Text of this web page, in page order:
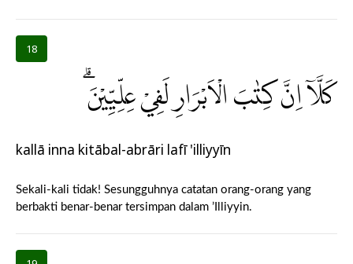
18
كَلَّآ اِنَّ كِتٰبَ الْاَبْرَارِ لَفِيْ عِلِّيِّيْنَۗ
kallā inna kitābal-abrāri lafī 'illiyyīn
Sekali-kali tidak! Sesungguhnya catatan orang-orang yang
berbakti benar-benar tersimpan dalam ’Illiyyin.